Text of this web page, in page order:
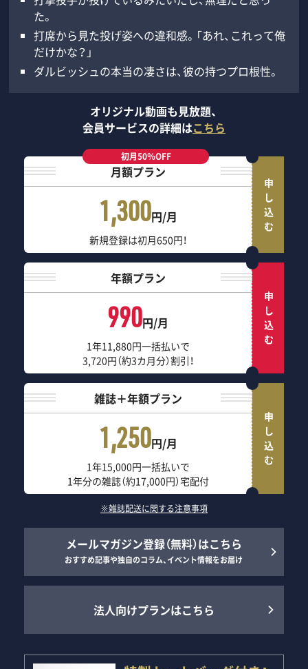
た。
打席から見た投げ姿への違和感。「あれ、これって俺
だけかな？」
ダルビッシュの本当の凄さは、彼の持つプロ根性。
オリジナル動画も見放題、
会員サービスの詳細はこちら
初月50％OFF
月額プラン
1,300円/月
新規登録は初月650円！
申し込む
年額プラン
990円/月
1年11,880円一括払いで
3,720円（約3カ月分）割引！
申し込む
雑誌＋年額プラン
1,250円/月
1年15,000円一括払いで
1年分の雑誌（約17,000円）宅配付
申し込む
※雑誌配送に関する注意事項
メールマガジン登録（無料）はこちら
おすすめ記事や独自のコラム、イベント情報をお届け
法人向けプランはこちら